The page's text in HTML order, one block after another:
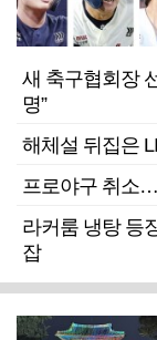
새 축구협회장
명”
해체설 뒤집은
프로야구 취소
라커룸 냉탕 등
잡